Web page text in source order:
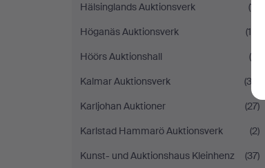
Hälsinglands Auktionsverk
(11)
Höganäs Auktionsverk
(16)
Höörs Auktionshall
(9)
Kalmar Auktionsverk
(32)
Karljohan Auktioner
(27)
Karlstad Hammarö Auktionsverk
(2)
Kunst- und Auktionshaus Kleinhenz
(37)